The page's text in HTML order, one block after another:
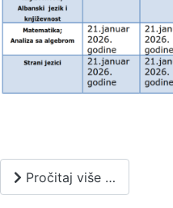
Pročitaj više …